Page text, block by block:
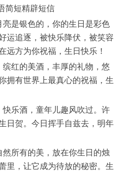
简短精辟短信
是银色的，你的生日是彩色
运追逐，被快乐降伏，被笑容
远方为你祝福，生日快乐！
红的美酒，丰厚的礼物，悠
拥有世界上最真心的祝福，生
乐酒，童年儿趣风吹过。许
日贺。今日挥手自兹去，明年
所有的美，放在你生日的烛
里，让它成为待放的秘密。生